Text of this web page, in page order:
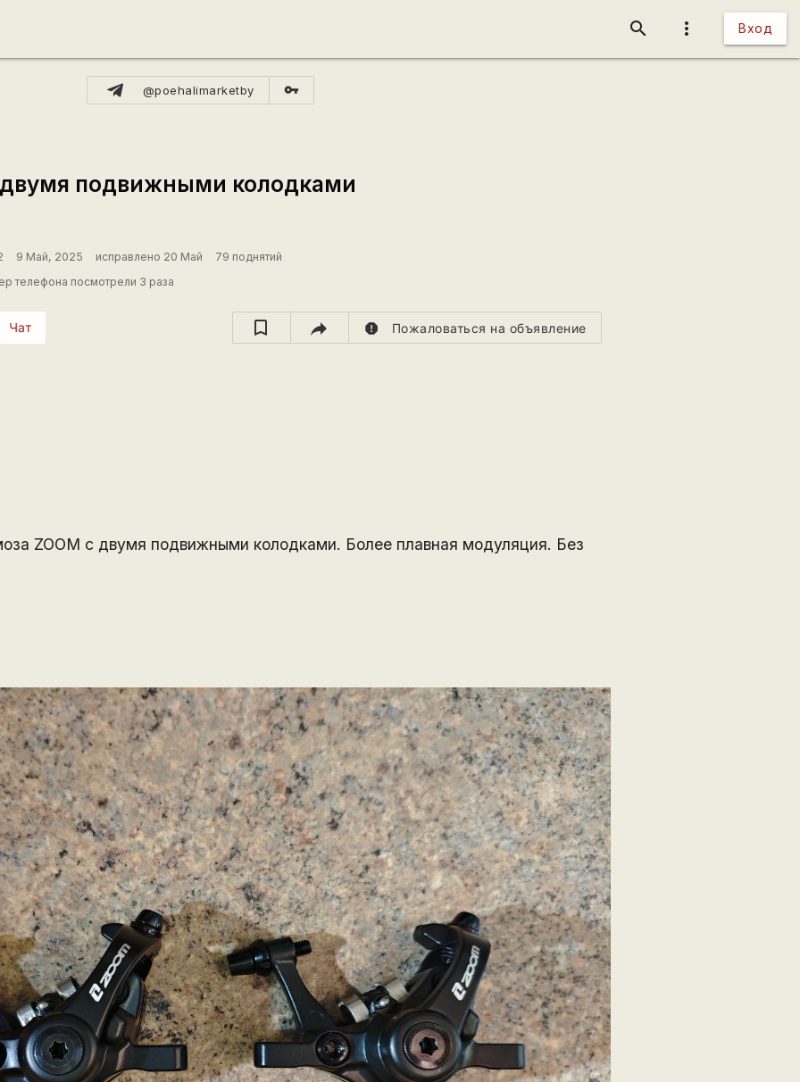
more_vert Вход
search
@poehalimarketby vpn_key
подвижными колодками
9 Май, 2025 исправлено 20 Май
79 поднятий
телефона посмотрели 3 раза
Чат report Пожаловаться на объявление
ZOOM с двумя подвижными колодками. Более плавная модуляция. Без